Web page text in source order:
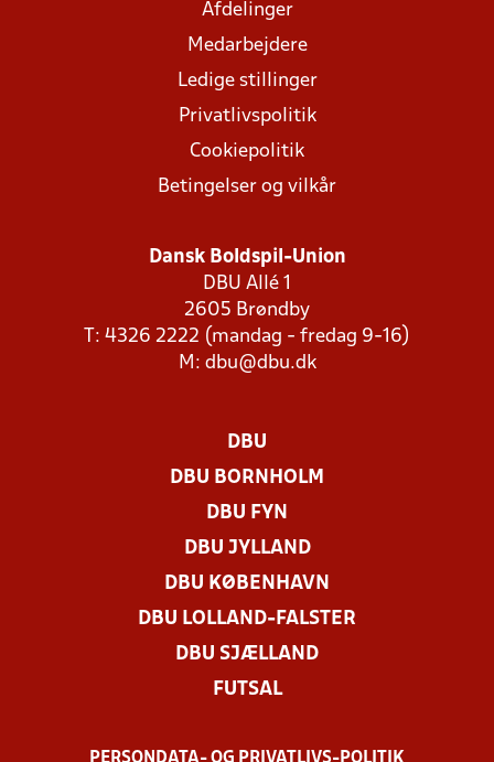
Afdelinger
Medarbejdere
Ledige stillinger
Privatlivspolitik
Cookiepolitik
Betingelser og vilkår
Dansk Boldspil-Union
DBU Allé 1
2605 Brøndby
T: 4326 2222 (mandag - fredag 9-16)
M: dbu@dbu.dk
DBU
DBU BORNHOLM
DBU FYN
DBU JYLLAND
DBU KØBENHAVN
DBU LOLLAND-FALSTER
DBU SJÆLLAND
FUTSAL